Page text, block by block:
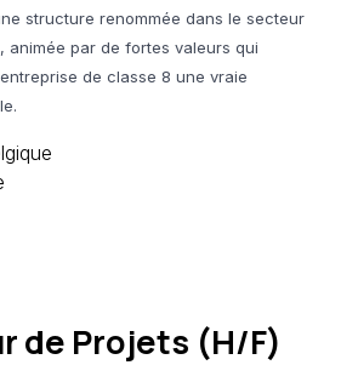
structure renommée dans le secteur
animée par de fortes valeurs qui
de classe 8 une vraie
de Projets (H/F)